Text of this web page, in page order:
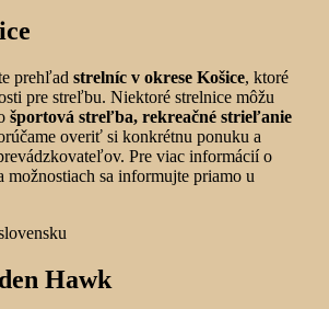
prehľad strelníc v okrese Košice, ktoré
pre streľbu. Niektoré strelnice môžu
športová streľba, rekreačné strieľanie
overiť si konkrétnu ponuku a
Pre viac informácií o
možnostiach sa informujte priamo u
Hawk